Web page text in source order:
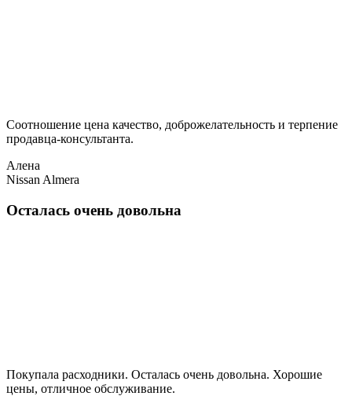
Соотношение цена качество, доброжелательность и терпение
продавца-консультанта.
Алена
Nissan Almera
Осталась очень довольна
Покупала расходники. Осталась очень довольна. Хорошие
цены, отличное обслуживание.